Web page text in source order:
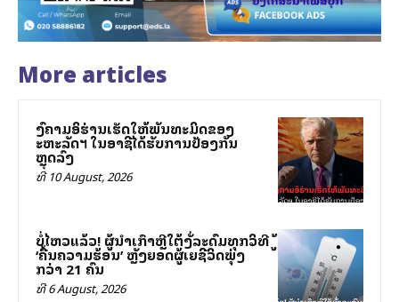
More articles
ສົງຄາມອິຮ່ານເຮັດໃຫ້ພັນທະມິດຂອງ
ສະຫະລັດฯ ໃນອາຊີໄດ້ຮັບການປ້ອງກັນ
ຫຼຸດລົງ
ທີ 10 August, 2026
ບໍ່ໄຫວແລ້ວ! ຜູ້ນຳເກົາຫຼີໃຕ້ສັ່ງລະດົມທຸກວິທີສູ້
‘ຄື້ນຄວາມຮ້ອນ’ ຫຼັງຍອດຜູ້ເສຍຊີວິດພຸ່ງ
ກວ່າ 21 ຄົນ
ທີ 6 August, 2026